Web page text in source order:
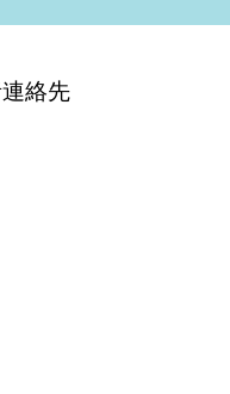
絡先